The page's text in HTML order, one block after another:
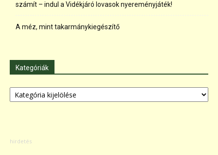
számít – indul a Vidékjáró lovasok nyereményjáték!
A méz, mint takarmánykiegészítő
Kategóriák
Kategóriák